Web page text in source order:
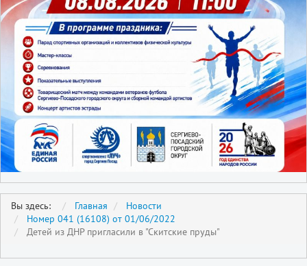
Вы здесь: Главная
Новости
Номер 041 (16108) от 01/06/2022
Детей из ДНР пригласили в "Скитские пруды"